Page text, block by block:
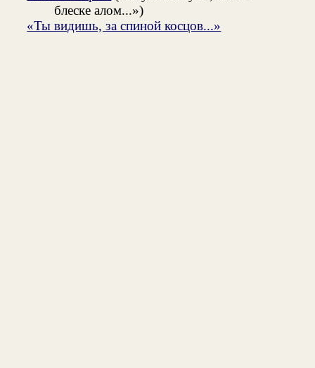
блеске алом...»)
«Ты видишь, за спиной косцов...»